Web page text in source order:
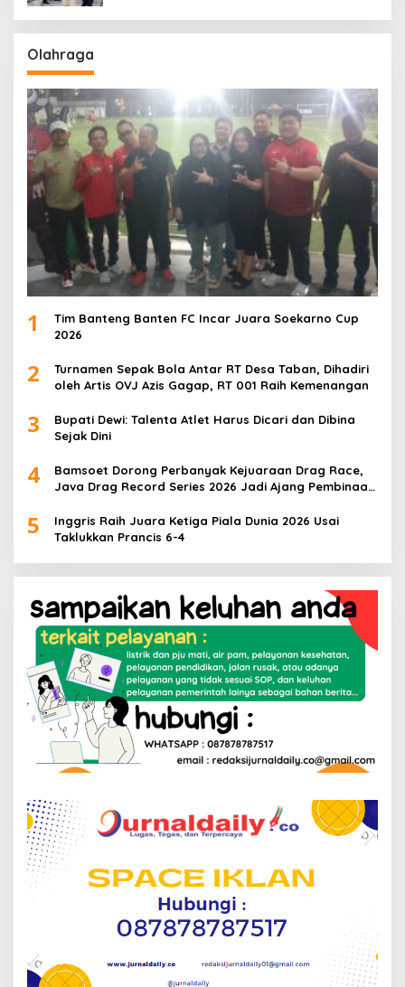
Olahraga
1
Tim Banteng Banten FC Incar Juara Soekarno Cup
2026
2
Turnamen Sepak Bola Antar RT Desa Taban, Dihadiri
oleh Artis OVJ Azis Gagap, RT 001 Raih Kemenangan
3
Bupati Dewi: Talenta Atlet Harus Dicari dan Dibina
Sejak Dini
4
Bamsoet Dorong Perbanyak Kejuaraan Drag Race,
Java Drag Record Series 2026 Jadi Ajang Pembinaan
5
Inggris Raih Juara Ketiga Piala Dunia 2026 Usai
Taklukkan Prancis 6-4